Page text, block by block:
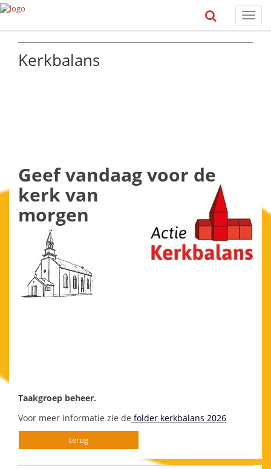
Toggle
Kerkbalans
Geef vandaagvoor de
kerkvan
morgen
Taakgroep beheer.
Voor meer informatie zie de folder kerkbalans 2026
terug